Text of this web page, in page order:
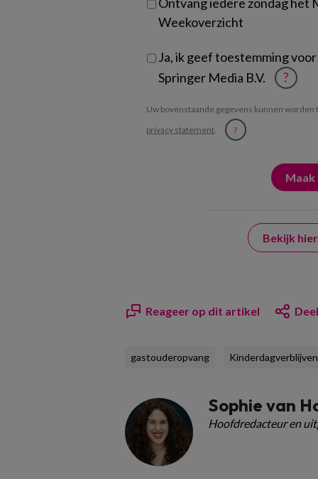
Weekoverzicht
Ja, ik geef toestemming
Springer Media B.V.
?
Uw bovenstaande gegevens kunnen
privacy statement. ?
Bekijk
Reageer op dit artikel
gastouderopvang Kinderdagverblijven
Sophie van
Hoofdredacteur en